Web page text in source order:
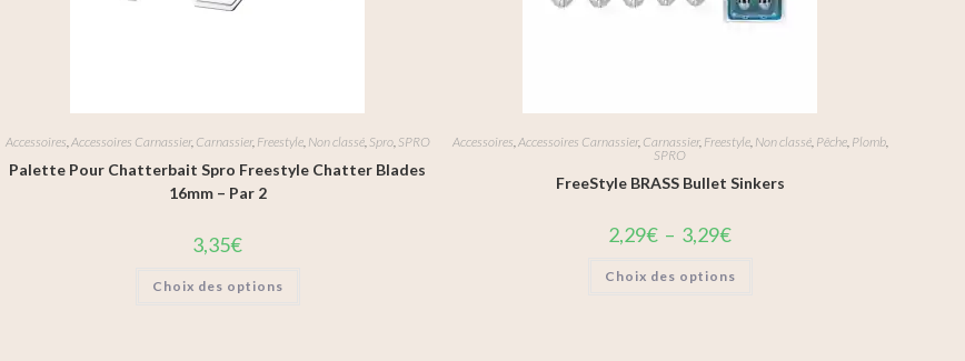
Accessoires,Accessoires Carnassier, Carnassier, Freestyle, Non classé, Spro, SPRO
Palette Pour Chatterbait Spro Freestyle Chatter Blades
16mm – Par 2
3,35€
Choix des options
Accessoires,Accessoires Carnassier, Carnassier, Freestyle, Non classé, Pêche, Plomb,
SPRO
FreeStyle BRASS Bullet Sinkers
2,29€ – 3,29€
Choix des options